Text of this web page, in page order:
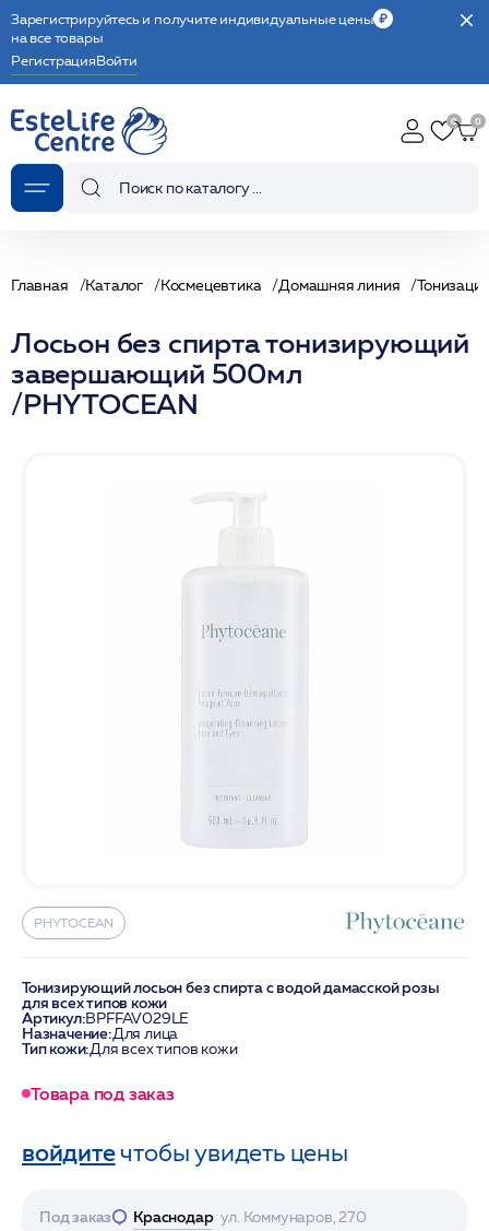
Зарегистрируйтесь и получите индивидуальные цены
на все товары
РегистрацияВойти
Главная Каталог Космецевтика Домашняя линия
Лосьон без спирта тонизирующий
завершающий 500мл
/PHYTOCEAN
PHYTOCEAN
Тонизирующий лосьон без спирта с водой дамасской розы
для всех типов кожи
Артикул:BPFFAV029LE
Назначение:Для лица
Тип кожи:Для всех типов кожи
Товара под заказ
войдитечтобы увидеть цены
Под заказ Краснодар ул. Коммунаров, 270